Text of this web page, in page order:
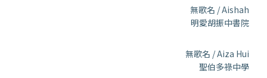
無歌名 / Aishah
明愛胡振中書院
無歌名 / Aiza Hui
聖伯多祿中學